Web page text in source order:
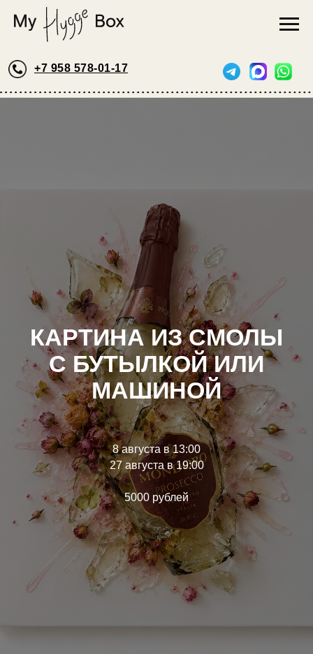
+7 958 578-01-17
КАРТИНА ИЗ СМОЛЫ
С БУТЫЛКОЙ ИЛИ
МАШИНОЙ
8 августа в 13:00
27 августа в 19:00
5000 рублей